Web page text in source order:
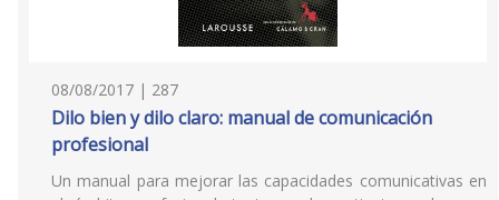
08/08/2017 | 287
Dilo bien y dilo claro: manual de comunicación
profesional
Un manual para mejorar las capacidades comunicativas en